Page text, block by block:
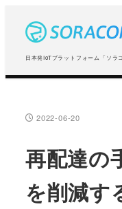
コ
日本発IoTプラットフォーム「ソラ
投稿日
2022-06-20
再配達の
を削減す